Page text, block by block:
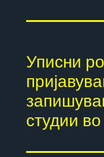
Уписни
студии